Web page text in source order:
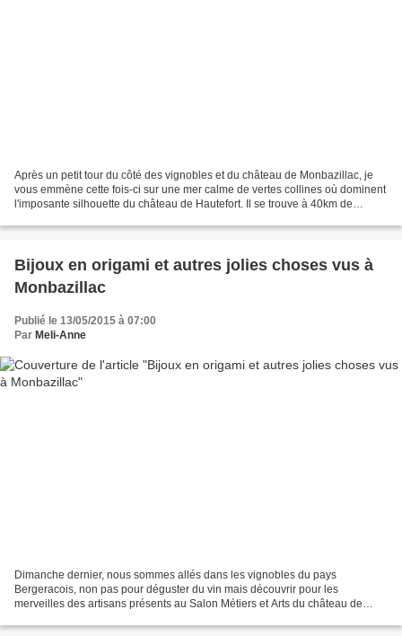
Après un petit tour du côté des vignobles et du château de Monbazillac, je
vous emmène cette fois-ci sur une mer calme de vertes collines où dominent
l'imposante silhouette du château de Hautefort. Il se trouve à 40km de
Bijoux en origami et autres jolies choses vus à
Monbazillac
Publié le 13/05/2015 à 07:00
Par Meli-Anne
Dimanche dernier, nous sommes allés dans les vignobles du pays
Bergeracois, non pas pour déguster du vin mais découvrir pour les
merveilles des artisans présents au Salon Métiers et Arts du château de